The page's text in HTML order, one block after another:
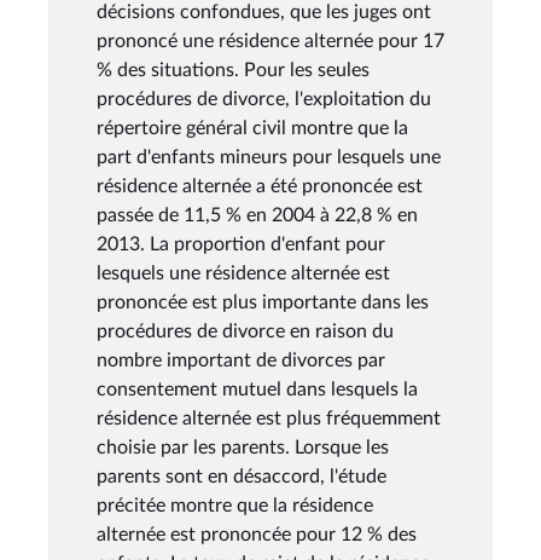
décisions confondues, que les juges ont
prononcé une résidence alternée pour 17
% des situations. Pour les seules
procédures de divorce, l'exploitation du
répertoire général civil montre que la
part d'enfants mineurs pour lesquels une
résidence alternée a été prononcée est
passée de 11,5 % en 2004 à 22,8 % en
2013. La proportion d'enfant pour
lesquels une résidence alternée est
prononcée est plus importante dans les
procédures de divorce en raison du
nombre important de divorces par
consentement mutuel dans lesquels la
résidence alternée est plus fréquemment
choisie par les parents. Lorsque les
parents sont en désaccord, l'étude
précitée montre que la résidence
alternée est prononcée pour 12 % des